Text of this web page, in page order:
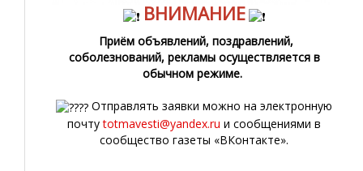
ВНИМАНИЕ
Приём объявлений, поздравлений,
соболезнований, рекламы осуществляется в
обычном режиме.
Отправлять заявки можно на электронную
почтуtotmavesti@yandex.ru и сообщениями в
сообщество газеты «ВКонтакте».